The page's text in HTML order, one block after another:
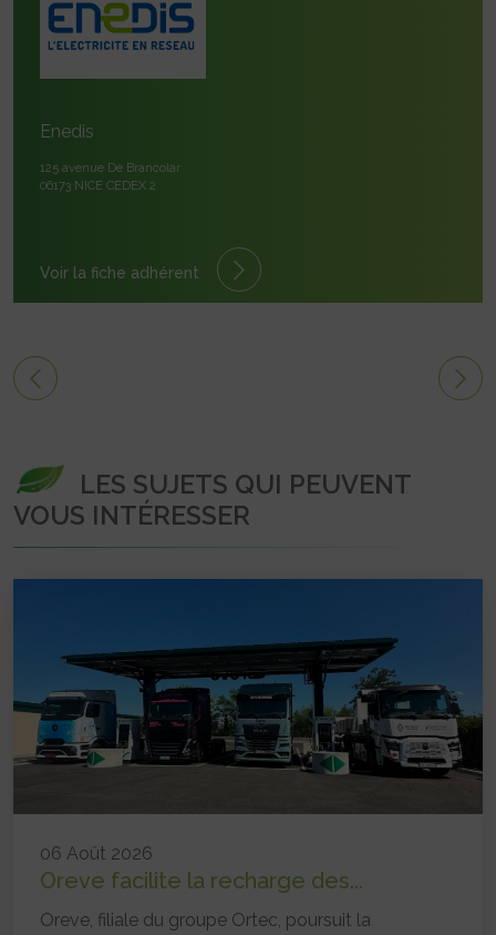
Enedis
125 avenue De Brancolar
06173 NICE CEDEX 2
Voir la fiche adhérent
LES SUJETS QUI PEUVENT
VOUS INTÉRESSER
06 Août 2026
Oreve facilite la recharge des...
Oreve, filiale du groupe Ortec, poursuit la